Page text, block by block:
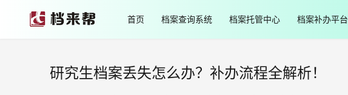
首页 档案查询系统 档案托管中心 档案补办平台
研究生档案丢失怎么办？补办流程全解析！